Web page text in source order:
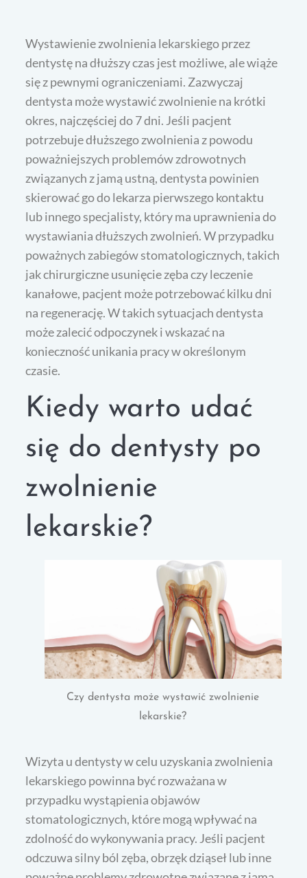
Wystawienie zwolnienia lekarskiego przez
dentystę na dłuższy czas jest możliwe, ale wiąże
się z pewnymi ograniczeniami. Zazwyczaj
dentysta może wystawić zwolnienie na krótki
okres, najczęściej do 7 dni. Jeśli pacjent
potrzebuje dłuższego zwolnienia z powodu
poważniejszych problemów zdrowotnych
związanych z jamą ustną, dentysta powinien
skierować go do lekarza pierwszego kontaktu
lub innego specjalisty, który ma uprawnienia do
wystawiania dłuższych zwolnień. W przypadku
poważnych zabiegów stomatologicznych, takich
jak chirurgiczne usunięcie zęba czy leczenie
kanałowe, pacjent może potrzebować kilku dni
na regenerację. W takich sytuacjach dentysta
może zalecić odpoczynek i wskazać na
konieczność unikania pracy w określonym
czasie.
Kiedy warto udać
się do dentysty po
zwolnienie
lekarskie?
Czy dentysta może wystawić zwolnienie
lekarskie?
Wizyta u dentysty w celu uzyskania zwolnienia
lekarskiego powinna być rozważana w
przypadku wystąpienia objawów
stomatologicznych, które mogą wpływać na
zdolność do wykonywania pracy. Jeśli pacjent
odczuwa silny ból zęba, obrzęk dziąseł lub inne